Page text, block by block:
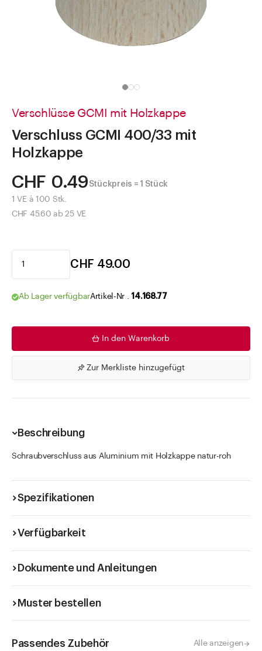
Verschlüsse GCMI mit Holzkappe
Verschluss GCMI 400/33 mit
Holzkappe
CHF 0.49 Stückpreis = 1 Stück
1 VE à 100 Stk.
CHF 45.60 ab 25 VE
CHF 49.00
Ab Lager verfügbarArtikel-Nr . 14.168.77
In den Warenkorb
Zur Merkliste hinzugefügt
Beschreibung
Schraubverschluss aus Aluminium mit Holzkappe natur-roh
Spezifikationen
Verfügbarkeit
Dokumente und Anleitungen
Muster bestellen
Passendes Zubehör Alle anzeigen